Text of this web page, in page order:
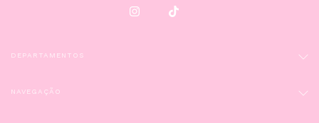
DEPARTAMENTOS
NAVEGAÇÃO